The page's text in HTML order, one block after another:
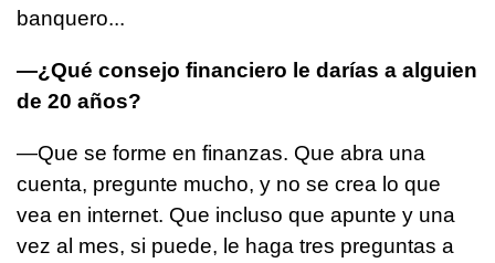
banquero...
—¿Qué consejo financiero le darías a alguien
de 20 años?
—Que se forme en finanzas. Que abra una
cuenta, pregunte mucho, y no se crea lo que
vea en internet. Que incluso que apunte y una
vez al mes, si puede, le haga tres preguntas a